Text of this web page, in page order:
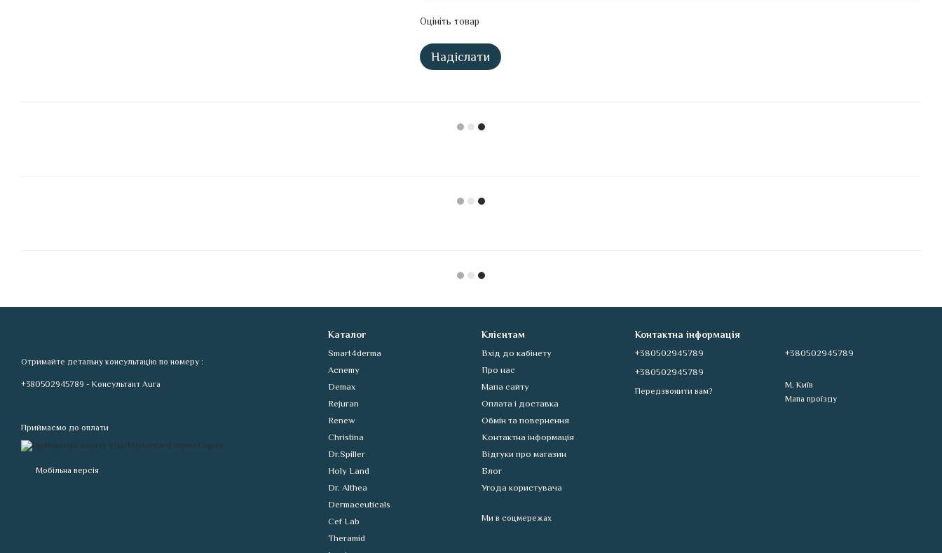
Оцініть товар
Надіслати
Отримайте детальну консультацію по номеру :
+380502945789 - Консультант Aura
Приймаємо до оплати
Мобільна версія
Каталог
Smart4derma
Acnemy
Demax
Rejuran
Renew
Christina
Dr.Spiller
Holy Land
Dr. Althea
Dermaceuticals
Cef Lab
Theramid
Клієнтам
Вхід до кабінету
Про нас
Мапа сайту
Оплата і доставка
Обмін та повернення
Контактна інформація
Відгуки про магазин
Блог
Угода користувача
Ми в соцмережах
Контактна інформація
+380502945789
+380502945789
Передзвонити вам?
+380502945789
М. Київ
Мапа проїзду